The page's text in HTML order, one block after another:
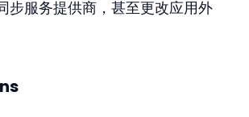
步服务提供商，甚至更改应用外